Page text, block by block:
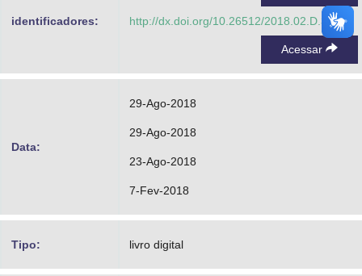
identificadores: http://dx.doi.org/10.26512/2018.02.D.32531
Acessar
Data:
29-Ago-2018
29-Ago-2018
23-Ago-2018
7-Fev-2018
Tipo: livro digital